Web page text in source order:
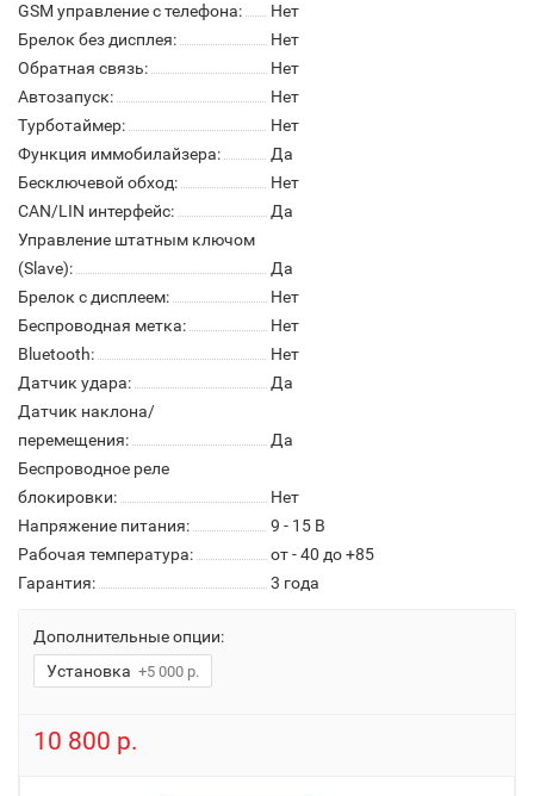
GSM управление с телефона:
Нет
Брелок без дисплея:
Нет
Обратная связь:
Нет
Автозапуск:
Нет
Турботаймер:
Нет
Функция иммобилайзера:
Да
Бесключевой обход:
Нет
CAN/LIN интерфейс:
Да
Управление штатным ключом
(Slave):
Да
Брелок с дисплеем:
Нет
Беспроводная метка:
Нет
Bluetooth:
Нет
Датчик удара:
Да
Датчик наклона/
перемещения:
Да
Беспроводное реле
блокировки:
Нет
Напряжение питания:
9 - 15 В
Рабочая температура:
от - 40 до +85
Гарантия:
3 года
Дополнительные опции:
Установка +5 000 р.
10 800 р.